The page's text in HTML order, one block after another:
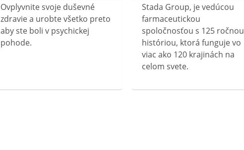
Ovplyvnite svoje duševné
zdravie a urobte všetko preto
aby ste boli v psychickej
pohode.
Stada Group, je vedúcou
farmaceutickou
spoločnosťou s 125 ročnou
históriou, ktorá funguje vo
viac ako 120 krajinách na
celom svete.